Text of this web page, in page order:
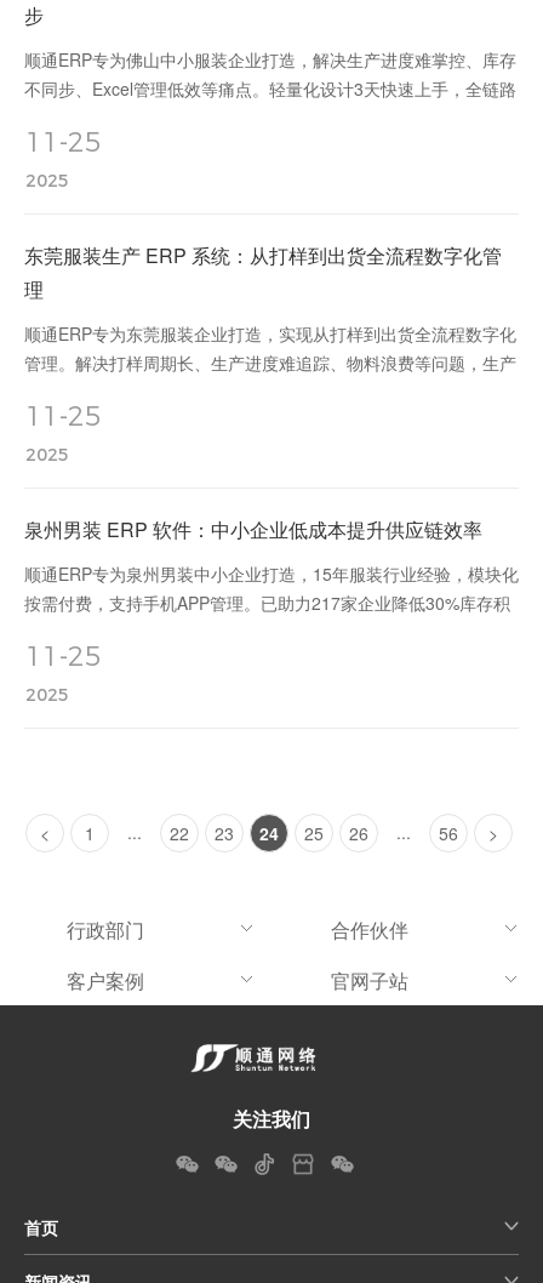
步
顺通ERP专为佛山中小服装企业打造，解决生产进度难掌控、库存
不同步、Excel管理低效等痛点。轻量化设计3天快速上手，全链路
浪费减少22%，立即免费体验Demo！
11-25
2025
东莞服装生产 ERP 系统：从打样到出货全流程数字化管
理
顺通ERP专为东莞服装企业打造，实现从打样到出货全流程数字化
管理。解决打样周期长、生产进度难追踪、物料浪费等问题，生产
15%-20%。
11-25
2025
泉州男装 ERP 软件：中小企业低成本提升供应链效率
顺通ERP专为泉州男装中小企业打造，15年服装行业经验，模块化
按需付费，支持手机APP管理。已助力217家企业降低30%库存积
11-25
2025
< 1 ... 22 23 24 25 26 ... 56 >
行政部门
合作伙伴
客户案例
官网子站
关注我们
首页